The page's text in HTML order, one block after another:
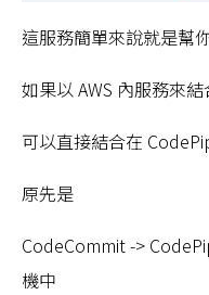
這服務簡單來說就是幫
如果以 AWS 內服務來
可以直接結合在
原先是
CodeCommit ->
機中